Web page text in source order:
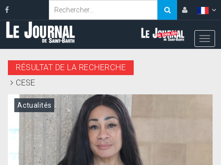
RÉSULTAT DE LA RECHERCHE
CESE
Actualités